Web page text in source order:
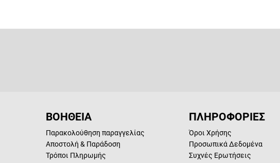
ΒΟΗΘΕΙΑ
Παρακολούθηση παραγγελίας
Αποστολή & Παράδοση
Τρόποι Πληρωμής
ΠΛΗΡΟΦΟΡΙΕΣ
Όροι Χρήσης
Προσωπικά Δεδομένα
Συχνές Ερωτήσεις